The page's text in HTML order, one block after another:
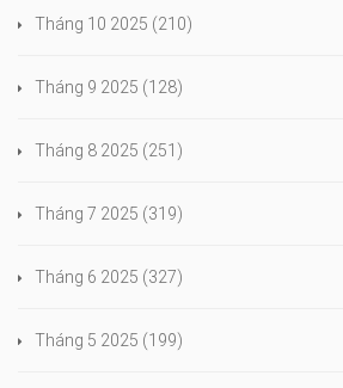
Tháng 10 2025 (210)
Tháng 9 2025 (128)
Tháng 8 2025 (251)
Tháng 7 2025 (319)
Tháng 6 2025 (327)
Tháng 5 2025 (199)